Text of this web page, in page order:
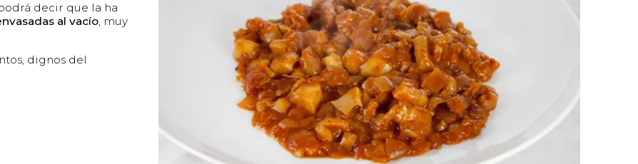
decir que la ha
al vacío, muy
dignos del